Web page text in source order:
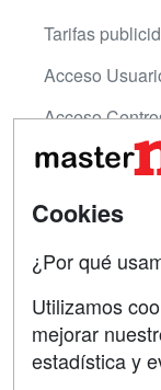
Tarifas
Acceso
Acceso
Contactar
Copyleft
Cookies
¿Por qué
Utilizamos
mejorar
estadística y